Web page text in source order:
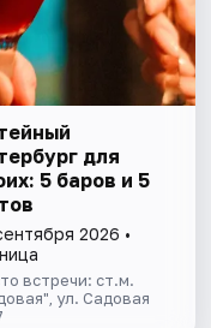
для
5 баров и 5
2026 •
встречи: ст.м.
ул. Садовая